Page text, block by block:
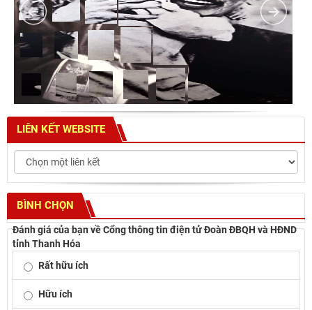
LIÊN KẾT WEBSITE
BÌNH CHỌN
Đánh giá của bạn về Cổng thông tin điện tử Đoàn ĐBQH và HĐND
tỉnh Thanh Hóa
Rất hữu ích
Hữu ích